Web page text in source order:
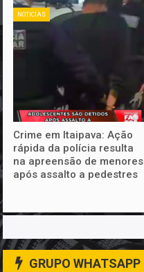
NOTICIAS
Crime em Itaipava: Ação
rápida da polícia resulta
na apreensão de menores
após assalto a pedestres
GRUPO WHATSAPP